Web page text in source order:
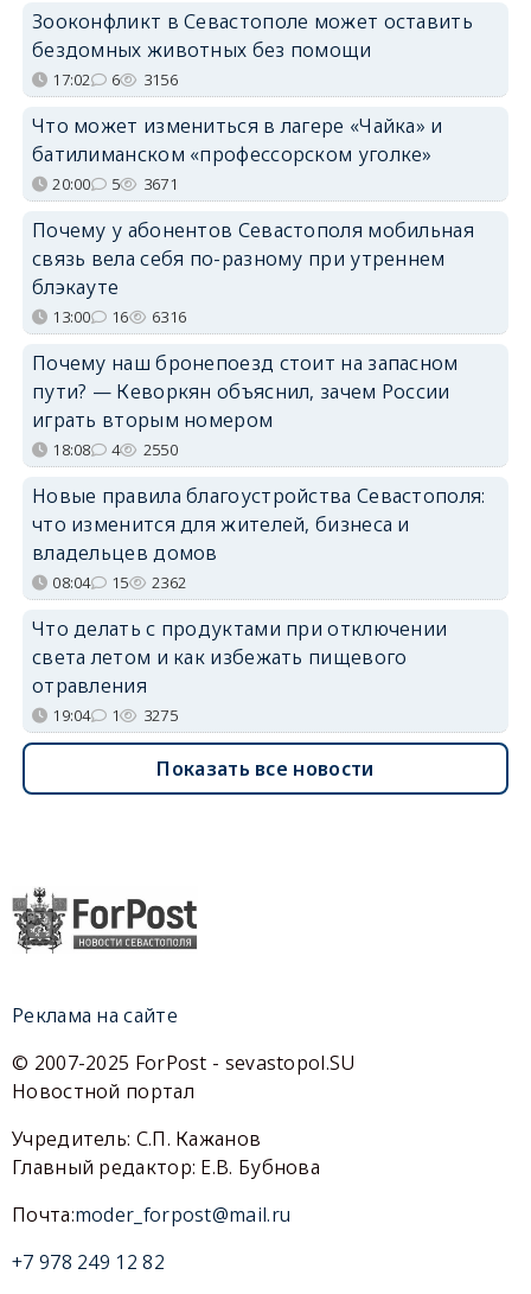
Зооконфликт в Севастополе может оставить
бездомных животных без помощи
17:02 6 3156
Что может измениться в лагере «Чайка» и
батилиманском «профессорском уголке»
20:00 5 3671
Почему у абонентов Севастополя мобильная
связь вела себя по-разному при утреннем
блэкауте
13:00 16 6316
Почему наш бронепоезд стоит на запасном
пути? — Кеворкян объяснил, зачем России
играть вторым номером
18:08 4 2550
Новые правила благоустройства Севастополя:
что изменится для жителей, бизнеса и
владельцев домов
08:04 15 2362
Что делать с продуктами при отключении
света летом и как избежать пищевого
отравления
19:04 1 3275
Показать все новости
Реклама на сайте
© 2007-2025 ForPost - sevastopol.SU
Новостной портал
Учредитель: С.П. Кажанов
Главный редактор: Е.В. Бубнова
Почта:moder_forpost@mail.ru
+7 978 249 12 82